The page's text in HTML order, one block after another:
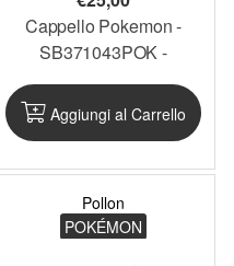
Cappello Pokemon -
SB371043POK -
Aggiungi al Carrello
Pollon
POKÉMON